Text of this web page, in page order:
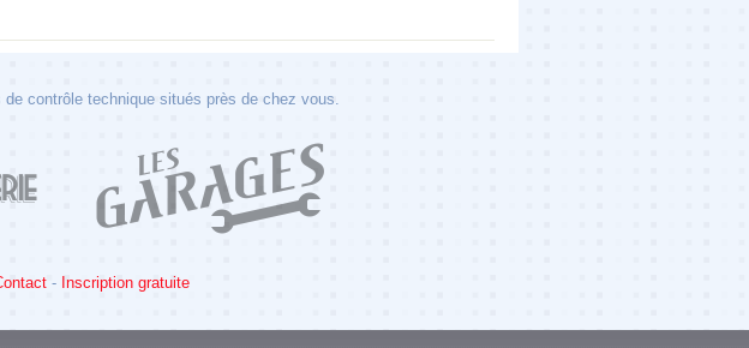
contrôle technique situés près de chez vous.
- Inscription gratuite